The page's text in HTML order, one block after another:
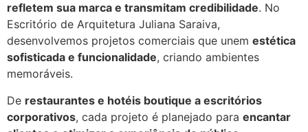
refletem sua marca e transmitam credibilidade. No
Escritório de Arquitetura Juliana Saraiva,
desenvolvemos projetos comerciais que unem estética
sofisticada e funcionalidade, criando ambientes
memoráveis.
De restaurantes e hotéis boutique a escritórios
corporativos, cada projeto é planejado para encantar